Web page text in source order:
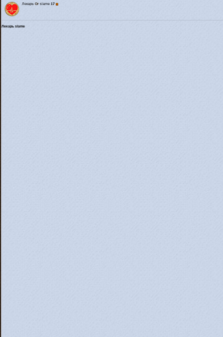
Лекарь Or slame 17
Лекарь slame